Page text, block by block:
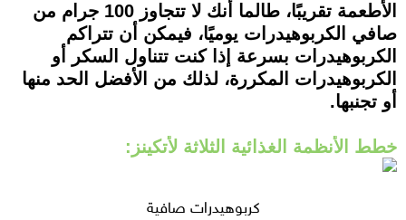
الأطعمة تقريبًا، طالما أنك لا تتجاوز 100 جرام من
صافي الكربوهيدرات يوميًا، فيمكن أن تتراكم
الكربوهيدرات بسرعة إذا كنت تتناول السكر أو
الكربوهيدرات المكررة، لذلك من الأفضل الحد منها
أو تجنبها.
خطط الأنظمة الغذائية الثلاثة لأتكينز:
كربوهيدرات صافية